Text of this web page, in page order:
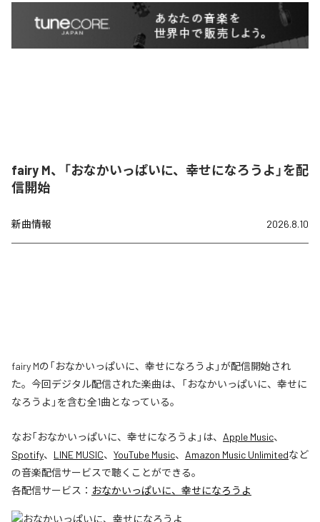
fairy M、「おなかいっぱいに、幸せになろうよ」を配
信開始
新曲情報 2026.8.10
fairy Mの「おなかいっぱいに、幸せになろうよ」が配信開始され
た。今回デジタル配信された楽曲は、「おなかいっぱいに、幸せに
なろうよ」を含む全1曲となっている。
なお「おなかいっぱいに、幸せになろうよ 」は、 Apple Music、
Spotify、 LINE MUSIC、 YouTube Music、 Amazon Music Unlimitedなど
の音楽配信サービスで聴くことができる。
各配信サービス： おなかいっぱいに、幸せになろうよ